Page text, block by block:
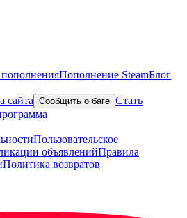
Пополнение SteamБлог
сайта Сообщить о баге Стать
Пользовательское
объявленийПравила
Политика возвратов